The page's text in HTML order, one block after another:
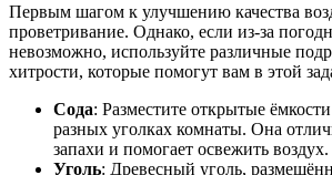
Первым шагом к улучшению качества
проветривание. Однако, если из-за
невозможно, используйте различные
хитрости, которые помогут вам в этой
Сода: Разместите открытые
разных уголках комнаты. Она
запахи и помогает освежить воздух.
Уголь: Древесный уголь,